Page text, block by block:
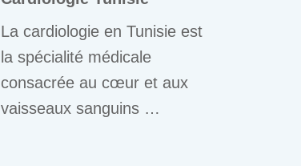
La cardiologie en Tunisie est
la spécialité médicale
consacrée au cœur et aux
vaisseaux sanguins …